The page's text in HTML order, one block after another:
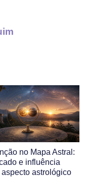
no Mapa Astral:
e influência
astrológico